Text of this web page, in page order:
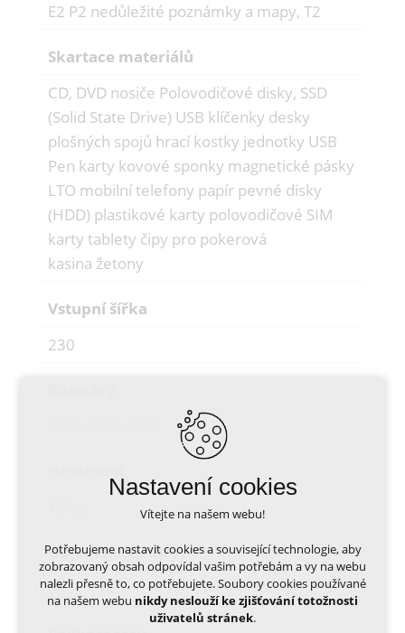
E2 P2 nedůležité poznámky a mapy, T2
Skartace materiálů
CD, DVD nosiče Polovodičové disky, SSD
(Solid State Drive) USB klíčenky desky
plošných spojů hrací kostky jednotky USB
Pen karty kovové sponky magnetické pásky
LTO mobilní telefony papír pevné disky
(HDD) plastikové karty polovodičové SIM
karty tablety čipy pro pokerová
kasina žetony
Vstupní šířka
230
Objem koše (litry)
38
Nastavení cookies
Vítejte na našem webu!
Potřebujeme nastavit cookies a související technologie, aby
zobrazovaný obsah odpovídal vašim potřebám a vy na webu
nalezli přesně to, co potřebujete. Soubory cookies používané
na našem webu nikdy neslouží ke zjišťování totožnosti
uživatelů stránek.